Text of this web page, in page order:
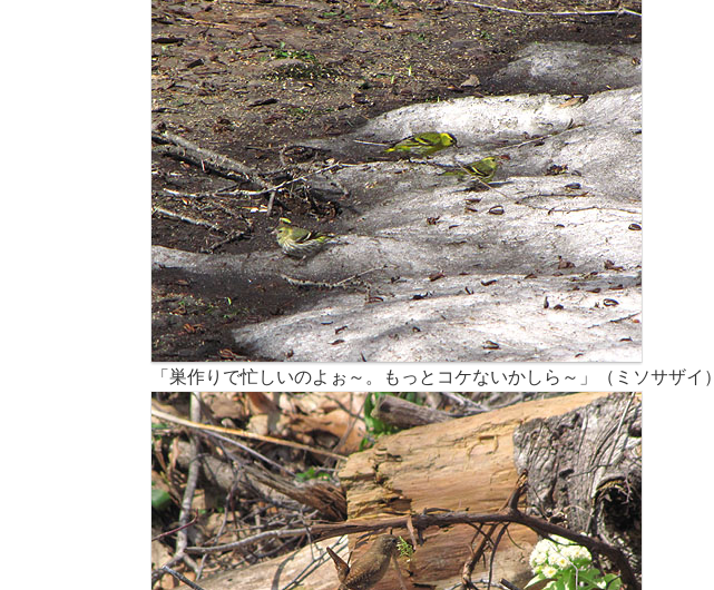
「巣作りで忙しいのよぉ～。もっとコケないかしら～」（ミソサザイ）